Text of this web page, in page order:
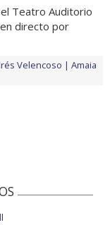
Teatro Auditorio
directo por
Velencoso
Amaia